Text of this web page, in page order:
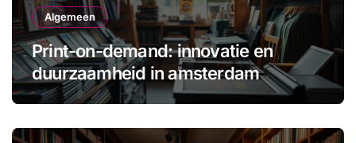
Algemeen
Print-on-demand: innovatie en
duurzaamheid in amsterdam